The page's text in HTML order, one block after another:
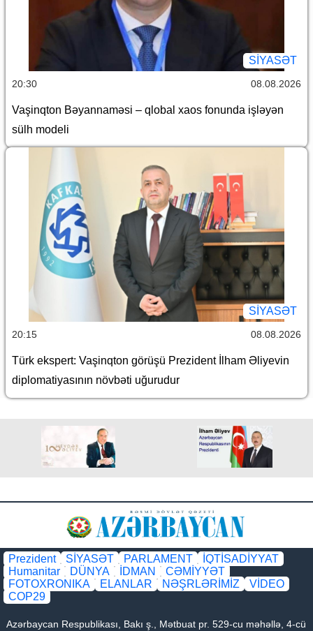
SİYASƏT
20:30 08.08.2026
Vaşinqton Bəyannaməsi – qlobal xaos fonunda işləyən
sülh modeli
SİYASƏT
20:15 08.08.2026
Türk ekspert: Vaşinqton görüşü Prezident İlham Əliyevin
diplomatiyasının növbəti uğurudur
Prezident SİYASƏT PARLAMENT
İQTİSADİYYAT
Humanitar
DÜNYA İDMAN
CƏMİYYƏT
FOTOXRONIKA
ELANLAR NƏŞRLƏRİMİZ
VİDEO
COP29
Azərbaycan Respublikası, Bakı ş., Mətbuat pr. 529-cu məhəllə, 4-cü